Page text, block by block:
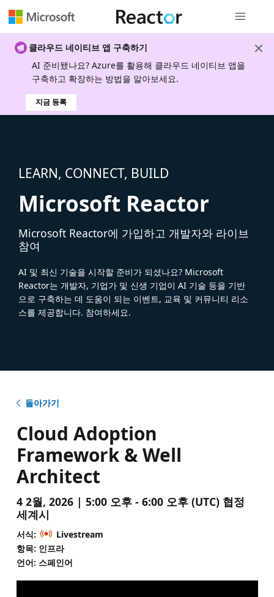
클라우드 네이티브 앱 구축하기
AI 준비됐나요? Azure를 활용해 클라우드 네이티브 앱을
구축하고 확장하는 방법을 알아보세요.
지금 등록
LEARN, CONNECT, BUILD
Microsoft Reactor
Microsoft Reactor에 가입하고 개발자와 라이브
참여
AI 및 최신 기술을 시작할 준비가 되셨나요? Microsoft
Reactor는 개발자, 기업가 및 신생 기업이 AI 기술 등을 기반
으로 구축하는 데 도움이 되는 이벤트, 교육 및 커뮤니티 리소
스를 제공합니다. 참여하세요.
돌아가기
Cloud Adoption
Framework & Well
Architect
4 2월, 2026 | 5:00 오후 - 6:00 오후 (UTC) 협정
세계시
서식:
Livestream
항목: 인프라
언어: 스페인어